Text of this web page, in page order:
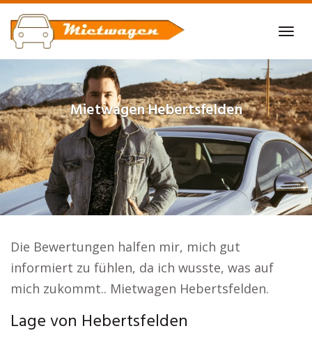
Skip
to
main
content
MietwagenHebertsfelden
Die Bewertungen halfen mir, mich gut
informiert zu fühlen, da ich wusste, was auf
mich zukommt.. Mietwagen Hebertsfelden.
Lage von Hebertsfelden